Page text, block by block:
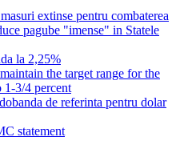
extinse pentru combaterea
pagube "imense" in Statele
la 2,25%
the target range for the
1-3/4 percent
de referinta pentru dolar
statement